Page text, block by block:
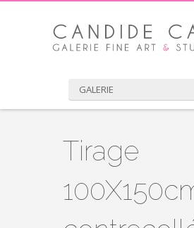
GALERIE
Tirage